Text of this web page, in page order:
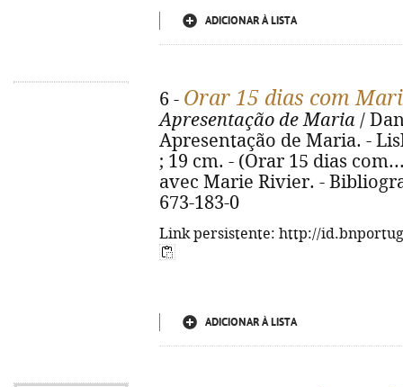
ADICIONAR À LISTA
6 - Orar 15 dias com
Apresentação de Maria /
Apresentação de Maria. -
; 19 cm. - (Orar 15 dias
avec Marie Rivier. -
673-183-0
Link persistente: http://
ADICIONAR À LISTA